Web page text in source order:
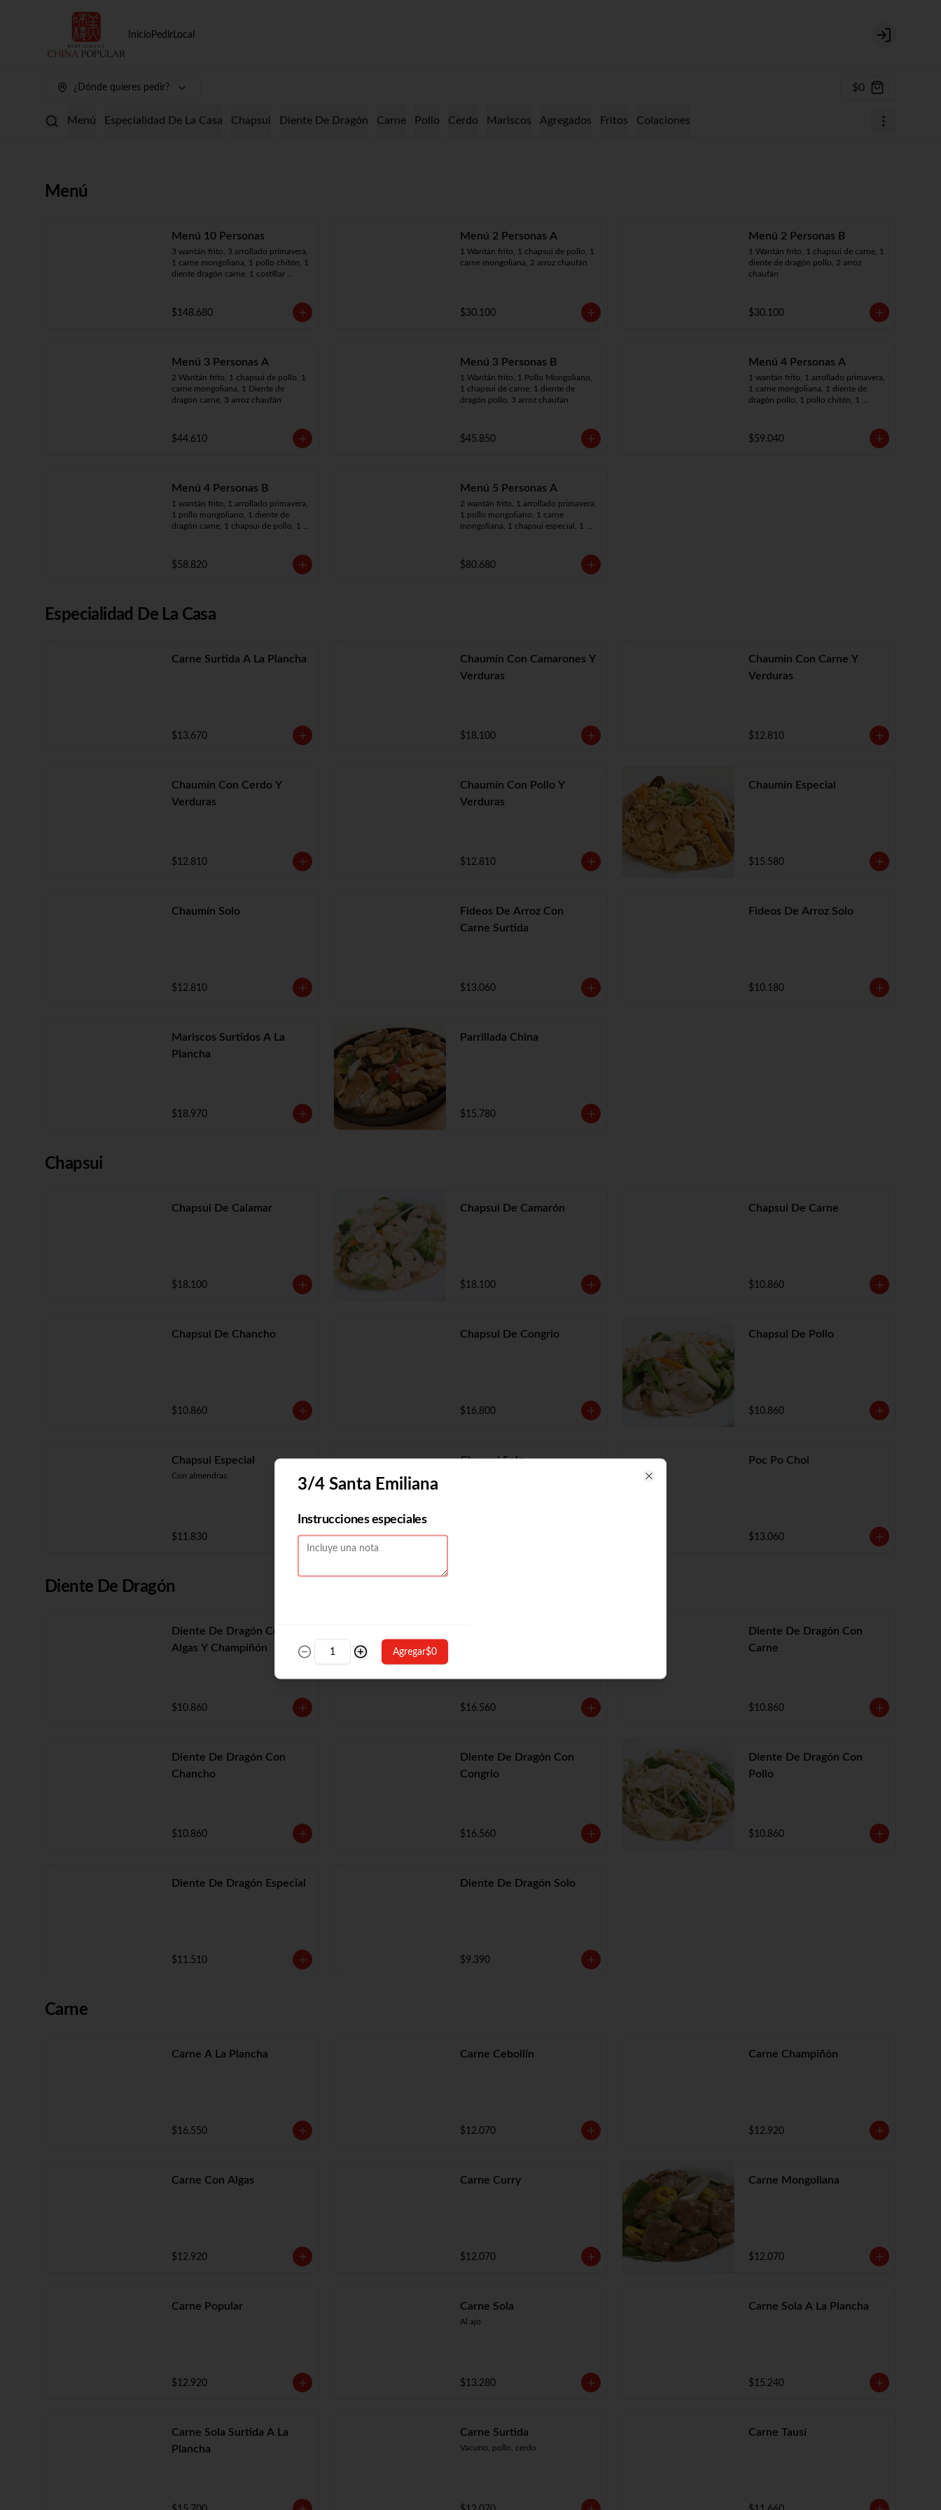
Inicio Pedir Local
Login
¿Dónde quieres pedir? $0
Menú Especialidad De La Casa Chapsui Diente De Dragón Carne Pollo Cerdo Mariscos Agregados Fritos Colaciones
Menú
Menú 10 Personas
3 wantán frito, 3 arrollado primavera,
1 carne mongoliana, 1 pollo chitén, 1
diente dragón carne, 1 costillar
mongoliano, 1 mariscos surtidos, 10
arroz chaufán
$148.680
Menú 2 Personas A
1 Wantán frito, 1 chapsui de pollo, 1
carne mongoliana, 2 arroz chaufán
$30.100
Menú 2 Personas B
1 Wantán frito, 1 chapsui de carne, 1
diente de dragón pollo, 2 arroz
chaufán
$30.100
Menú 3 Personas A
2 Wantán frito, 1 chapsui de pollo, 1
carne mongoliana, 1 Diente de
dragón carne, 3 arroz chaufán
$44.610
Menú 3 Personas B
1 Wantán frito, 1 Pollo Mongoliano,
1 chapsui de carne, 1 diente de
dragón pollo, 3 arroz chaufán
$45.850
Menú 4 Personas A
1 wantán frito, 1 arrollado primavera,
1 carne mongoliana, 1 diente de
dragón pollo, 1 pollo chitén, 1
$59.040
Menú 4 Personas B
1 wantán frito, 1 arrollado primavera,
1 pollo mongoliano, 1 diente de
dragón carne, 1 chapsui de pollo, 1
$58.820
Menú 5 Personas A
2 wantán frito, 1 arrollado primavera,
1 pollo mongoliano, 1 carne
mongoliana, 1 chapsui especial, 1
$80.680
Especialidad De La Casa
Carne Surtida A La Plancha
$13.670
Chaumín Con Camarones Y
Verduras
$18.100
Chaumín Con Carne Y
Verduras
$12.810
Chaumín Con Cerdo Y
Verduras
$12.810
Chaumín Con Pollo Y
Verduras
$12.810
Chaumín Especial
$15.580
Chaumín Solo
$12.810
Fideos De Arroz Con
Carne Surtida
$13.060
Fideos De Arroz Solo
$10.180
Mariscos Surtidos A La
Plancha
$18.970
Parrillada China
$15.780
Chapsui
Chapsui De Calamar
$18.100
Chapsui De Camarón
$18.100
Chapsui De Carne
$10.860
Chapsui De Chancho
$10.860
Chapsui De Congrio
$16.800
Chapsui De Pollo
$10.860
Chapsui Especial
Con almendras
$11.830
Chapsui Solo Poc Po Choi
$13.060
Diente De Dragón
Diente De Dragón Con
Algas Y Champiñón
$10.860 $16.560
Diente De Dragón Con
Carne
$10.860
Diente De Dragón Con
Chancho
$10.860
Diente De Dragón Con
Congrio
$16.560
Diente De Dragón Con
Pollo
$10.860
Diente De Dragón Especial
$11.510
Diente De Dragón Solo
$9.390
Carne
Carne A La Plancha
$16.550
Carne Cebollín
$12.070
Carne Champiñón
$12.920
Carne Con Algas
$12.920
Carne Curry
$12.070
Carne Mongoliana
$12.070
Carne Popular
$12.920
Carne Sola
Al ajo
$13.280
Carne Sola A La Plancha
$15.240
Carne Sola Surtida A La
Plancha
Carne Surtida
Vacuno, pollo, cerdo
Carne Tausí
3/4 Santa Emiliana
Instrucciones especiales
Agregar$0